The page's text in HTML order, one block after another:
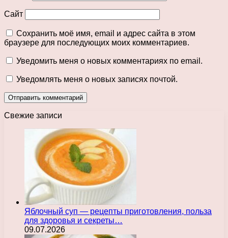
Сайт
Сохранить моё имя, email и адрес сайта в этом
браузере для последующих моих комментариев.
Уведомить меня о новых комментариях по email.
Уведомлять меня о новых записях почтой.
Свежие записи
Яблочный суп — рецепты приготовления, польза
для здоровья и секреты…
09.07.2026